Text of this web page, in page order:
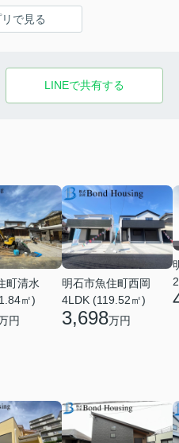
で見る
LINEで共有する
町清水
㎡)
円
明石市魚住町西岡
4LDK (119.52㎡)
3,698万円